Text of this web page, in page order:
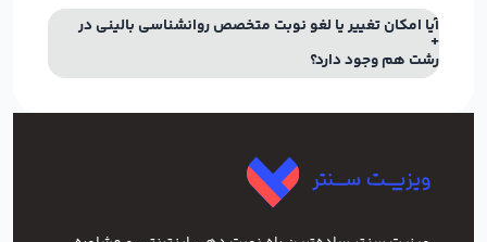
آیا امکان تغییر یا لغو نوبت متخصص روانشناسی بالینی در
رشت هم وجود دارد؟